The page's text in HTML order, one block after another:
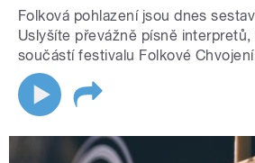
Folková pohlazení jsou dnes
Uslyšíte převážně písně
součástí festivalu Folkové